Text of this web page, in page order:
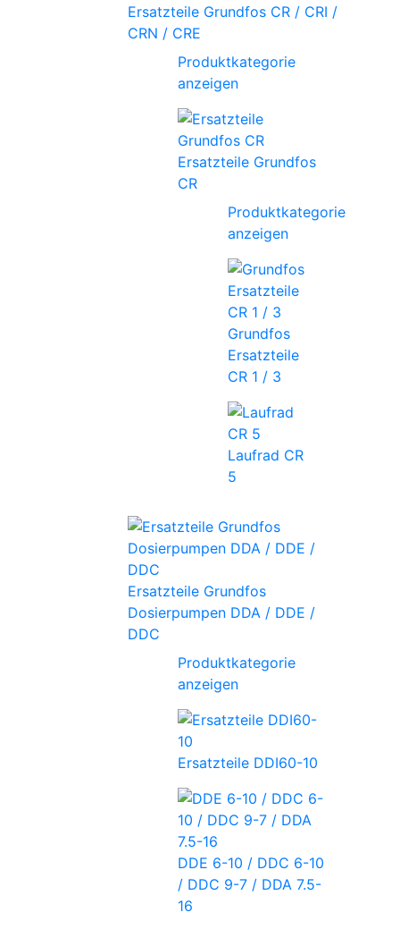
Ersatzteile Grundfos CR / CRI /
CRN / CRE
Produktkategorie
anzeigen
Ersatzteile Grundfos
CR
Produktkategorie
anzeigen
Grundfos
Ersatzteile
CR 1 / 3
Laufrad CR
5
Ersatzteile Grundfos
Dosierpumpen DDA / DDE /
DDC
Produktkategorie
anzeigen
Ersatzteile DDI60-10
DDE 6-10 / DDC 6-10
/ DDC 9-7 / DDA 7.5-
16